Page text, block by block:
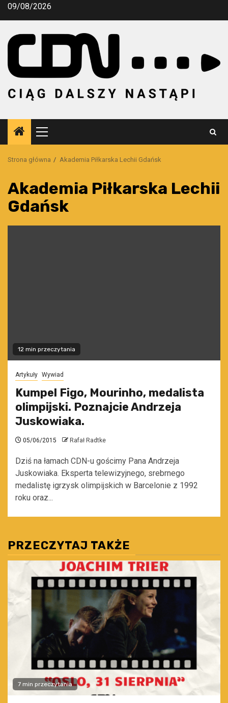
Przejdź
09/08/2026
Menu
główne
Strona główna Akademia Piłkarska Lechii Gdańsk
Akademia Piłkarska Lechii
Gdańsk
12 min przeczytania
Artykuły Wywiad
Kumpel Figo, Mourinho, medalista
olimpijski. Poznajcie Andrzeja
Juskowiaka.
05/06/2015 Rafał Radtke
Dziś na łamach CDN-u gościmy Pana Andrzeja
Juskowiaka. Eksperta telewizyjnego, srebrnego
medalistę igrzysk olimpijskich w Barcelonie z 1992
roku oraz...
PRZECZYTAJ TAKŻE
7 min przeczytania